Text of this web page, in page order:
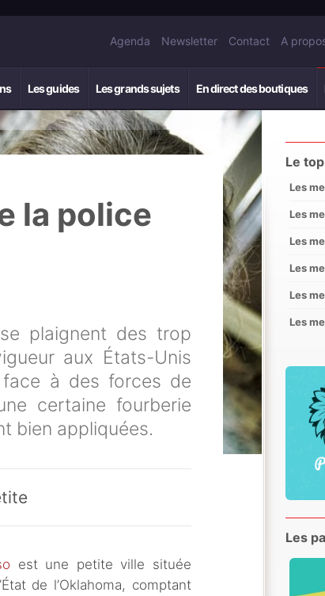
Agenda Newsletter Contact A
Les guides Les grands sujets En direct des boutiques
la police
plaignent des trop
aux États-Unis
face à des forces de
certaine fourberie
bien appliquées.
est une petite ville située
de l’Oklahoma, comptant
Le
Les
Les
Les
Les
Les
Les
Les